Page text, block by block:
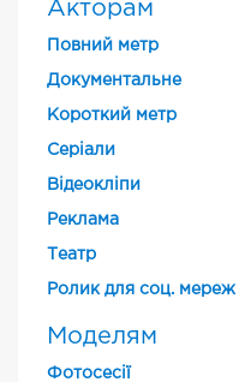
Акторам
Повний метр
Документальне
Короткий метр
Cеріали
Відеокліпи
Реклама
Театр
Ролик для соц. мереж
Моделям
Фотосесії